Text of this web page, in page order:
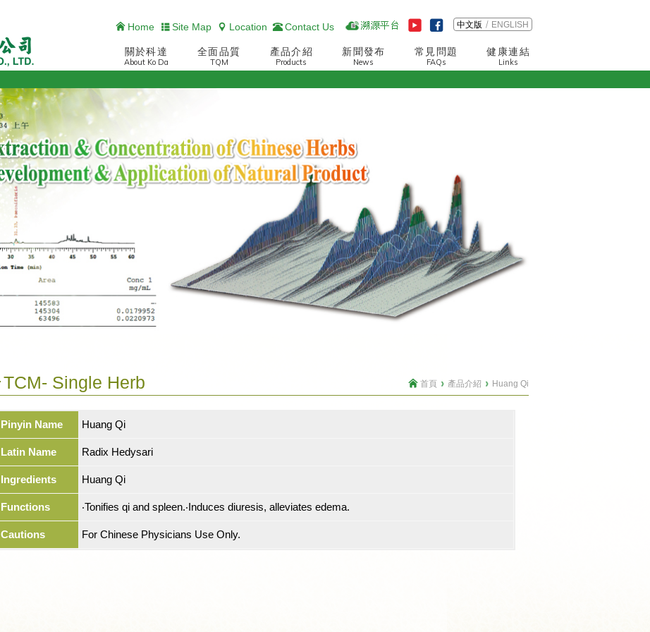
Home Site Map Location Contact Us 中文版 ENGLISH
關於科達
About Ko Da
全面品質
TQM
產品介紹
Products
新聞發布
News
常見問題
FAQs
健康連結
Links
TCM- Single Herb 首頁 產品介紹 Huang Qi
Pinyin Name Huang Qi
Latin Name Radix Hedysari
Ingredients Huang Qi
Functions ‧Tonifies qi and spleen.‧Induces diuresis, alleviates edema.
Cautions For Chinese Physicians Use Only.